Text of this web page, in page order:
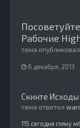
Рабочие
тема опубликовал
6 декабря, 2013
Скинте
тема ответил
115 сегодня гляну